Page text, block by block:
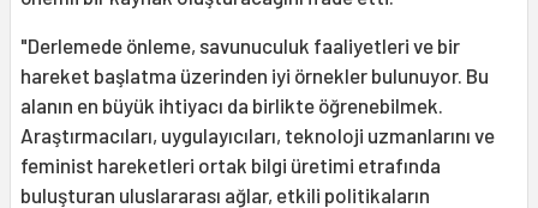
"Derlemede önleme, savunuculuk faaliyetleri ve bir
hareket başlatma üzerinden iyi örnekler bulunuyor. Bu
alanın en büyük ihtiyacı da birlikte öğrenebilmek.
Araştırmacıları, uygulayıcıları, teknoloji uzmanlarını ve
feminist hareketleri ortak bilgi üretimi etrafında
buluşturan uluslararası ağlar, etkili politikaların